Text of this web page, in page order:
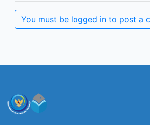
You must be logged in to post a